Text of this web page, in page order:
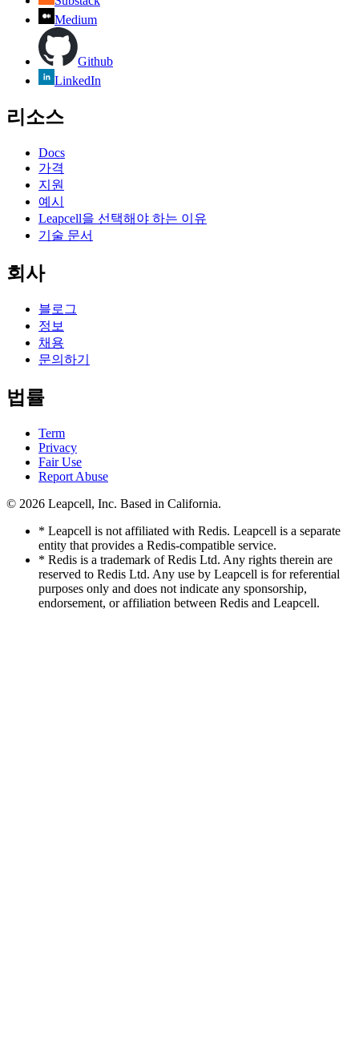
Medium
Github
LinkedIn
리소스
Docs
가격
지원
예시
Leapcell을 선택해야 하는 이유
기술 문서
회사
블로그
정보
채용
문의하기
법률
Term
Privacy
Fair Use
Report Abuse
© 2026 Leapcell, Inc. Based in California.
* Leapcell is not affiliated with Redis. Leapcell is a separate
entity that provides a Redis-compatible service.
* Redis is a trademark of Redis Ltd. Any rights therein are
reserved to Redis Ltd. Any use by Leapcell is for referential
purposes only and does not indicate any sponsorship,
endorsement, or affiliation between Redis and Leapcell.